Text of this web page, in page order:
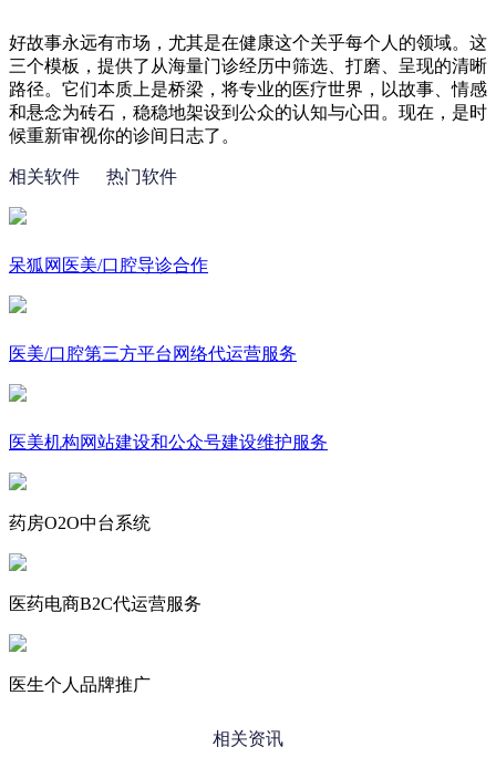
好故事永远有市场，尤其是在健康这个关乎每个人的领域。这
三个模板，提供了从海量门诊经历中筛选、打磨、呈现的清晰
路径。它们本质上是桥梁，将专业的医疗世界，以故事、情感
和悬念为砖石，稳稳地架设到公众的认知与心田。现在，是时
候重新审视你的诊间日志了。
相关软件 热门软件
呆狐网医美/口腔导诊合作
医美/口腔第三方平台网络代运营服务
医美机构网站建设和公众号建设维护服务
药房O2O中台系统
医药电商B2C代运营服务
医生个人品牌推广
相关资讯